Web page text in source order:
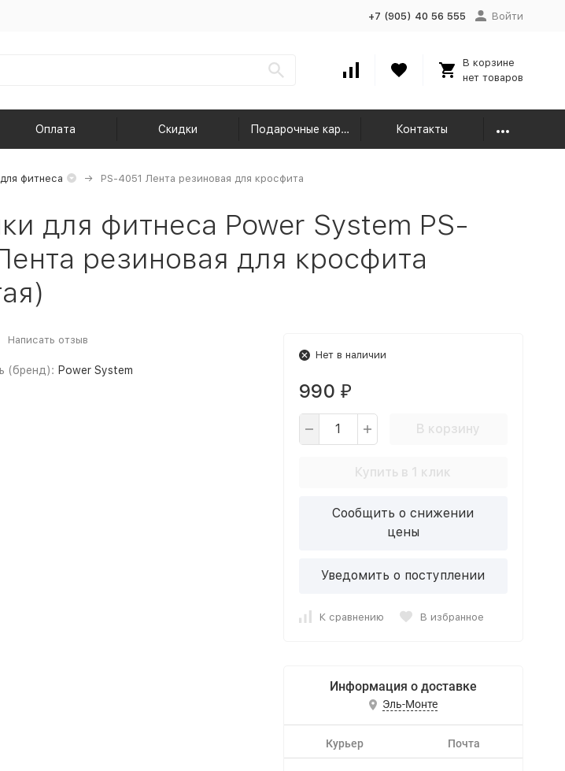
+7 (905) 40 56 555 Войти
В корзине
нет товаров
Оплата Скидки Подарочные карты Контакты
фитнеса PS-4051 Лента резиновая для кросфита
для фитнеса Power System PS-
резиновая для кросфита
Написать отзыв
(бренд): Power System
Нет в наличии
990 ₽
В корзину
Купить в 1 клик
Сообщить о снижении
цены
Уведомить о поступлении
К сравнению В избранное
Информация о доставке
Эль-Монте
Курьер Почта